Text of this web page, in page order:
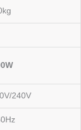
240V